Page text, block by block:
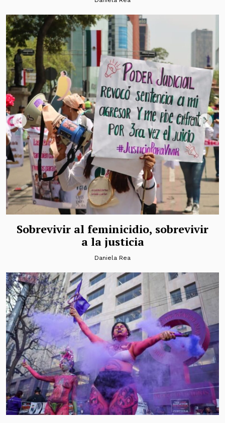
Sobrevivir al feminicidio, sobrevivir
a la justicia
Daniela Rea